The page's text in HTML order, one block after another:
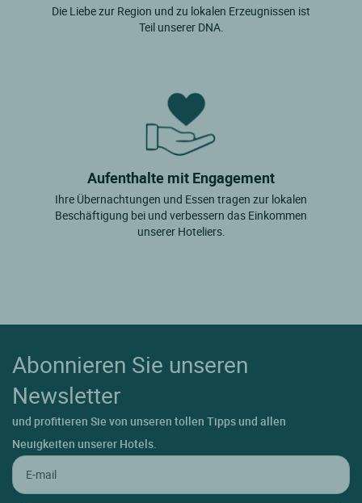
Die Liebe zur Region und zu lokalen Erzeugnissen ist
Teil unserer DNA.
Aufenthalte mit Engagement
Ihre Übernachtungen und Essen tragen zur lokalen
Beschäftigung bei und verbessern das Einkommen
unserer Hoteliers.
Abonnieren Sie unseren
Newsletter
und profitieren Sie von unseren tollen Tipps und allen
Neuigkeiten unserer Hotels.